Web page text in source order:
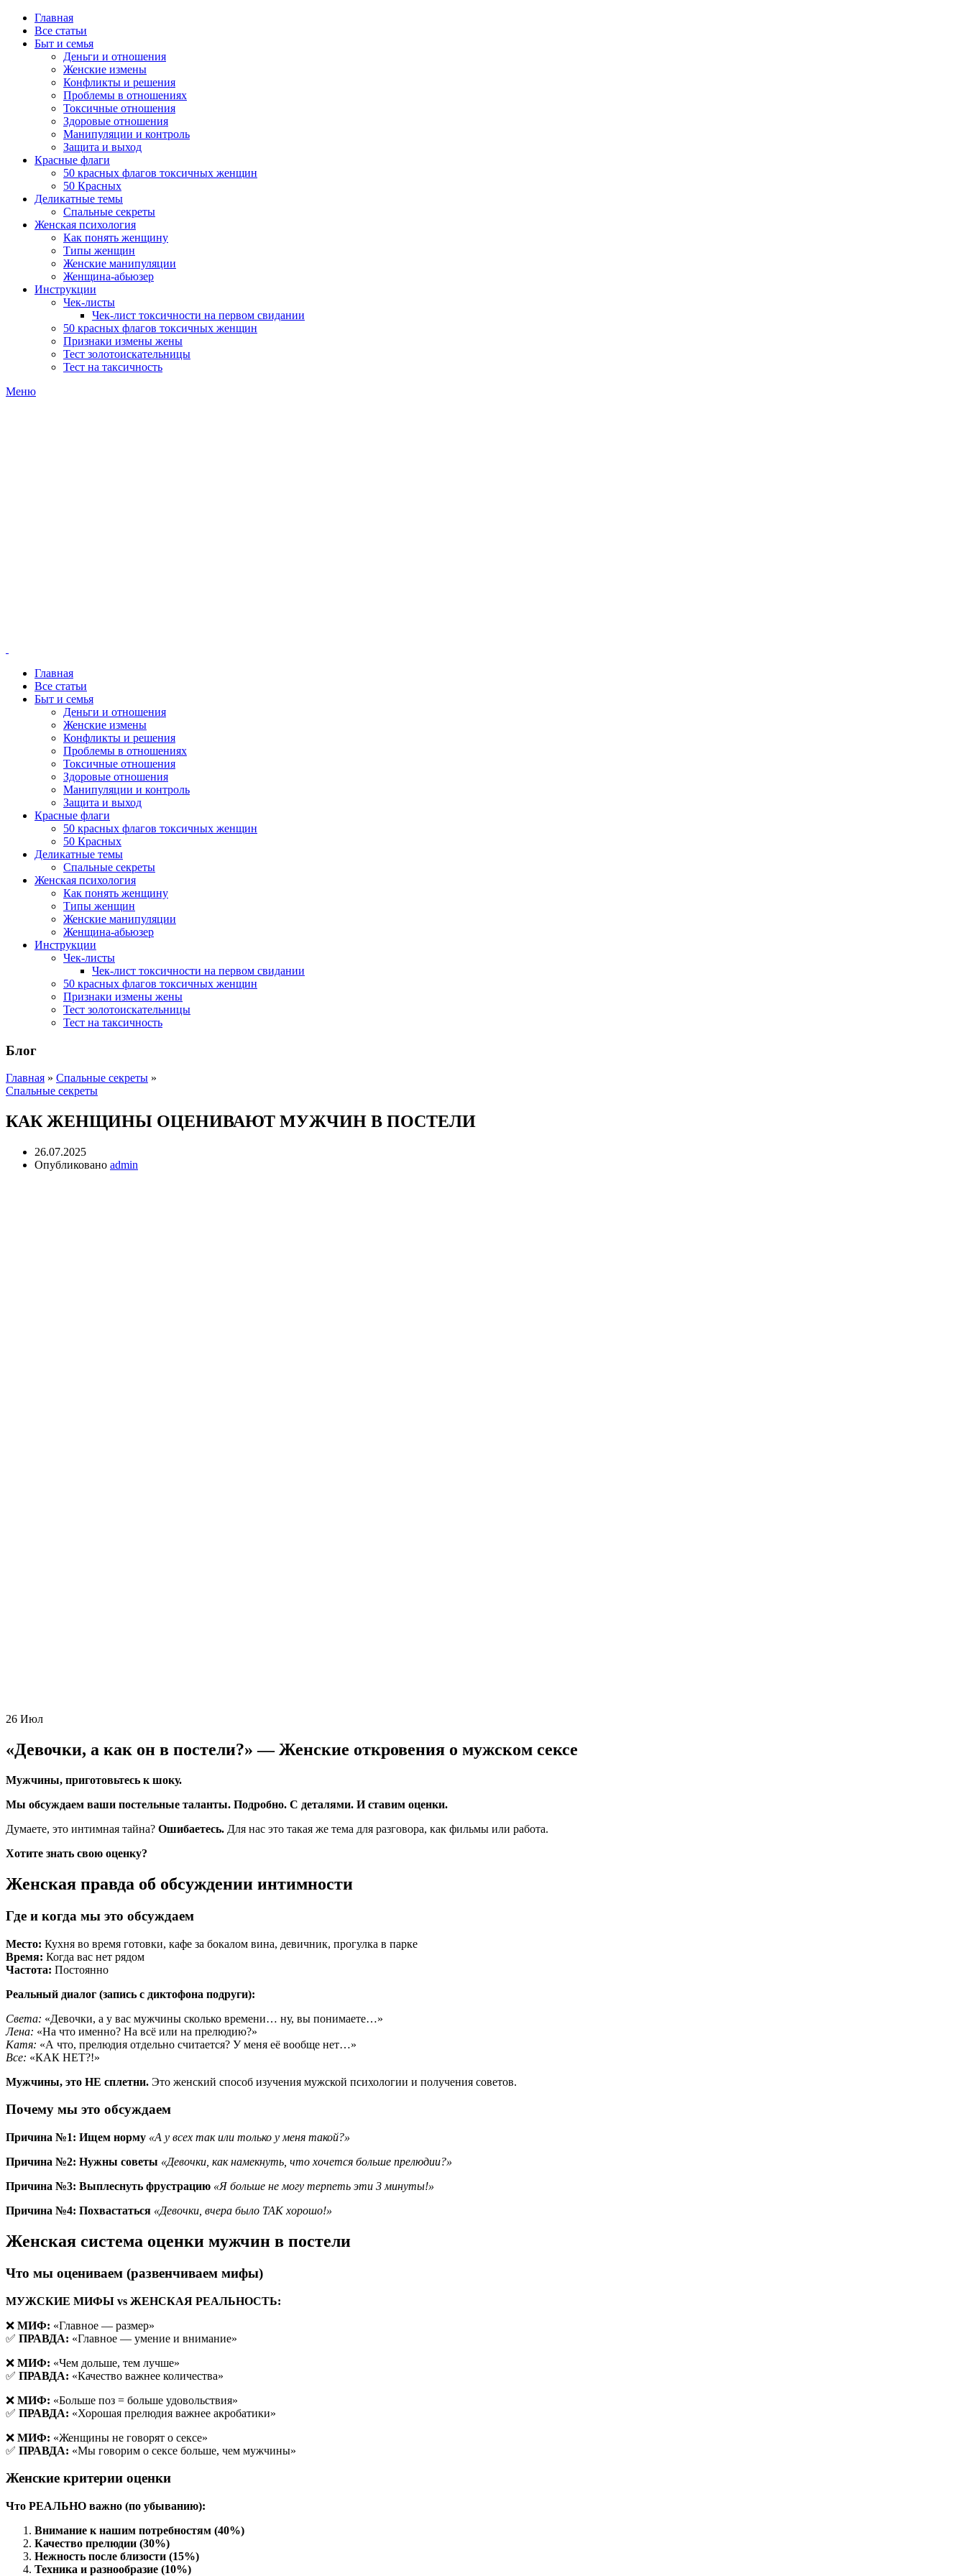
Главная
Все статьи
Быт и семья
Деньги и отношения
Женские измены
Конфликты и решения
Проблемы в отношениях
Токсичные отношения
Здоровые отношения
Манипуляции и контроль
Защита и выход
Красные флаги
50 красных флагов токсичных женщин
50 Красных
Деликатные темы
Спальные секреты
Женская психология
Как понять женщину
Типы женщин
Женские манипуляции
Женщина-абьюзер
Инструкции
Чек-листы
Чек-лист токсичности на первом свидании
50 красных флагов токсичных женщин
Признаки измены жены
Тест золотоискательницы
Тест на таксичность
Меню
Главная
Все статьи
Быт и семья
Деньги и отношения
Женские измены
Конфликты и решения
Проблемы в отношениях
Токсичные отношения
Здоровые отношения
Манипуляции и контроль
Защита и выход
Красные флаги
50 красных флагов токсичных женщин
50 Красных
Деликатные темы
Спальные секреты
Женская психология
Как понять женщину
Типы женщин
Женские манипуляции
Женщина-абьюзер
Инструкции
Чек-листы
Чек-лист токсичности на первом свидании
50 красных флагов токсичных женщин
Признаки измены жены
Тест золотоискательницы
Тест на таксичность
Блог
Главная » Спальные секреты »
Спальные секреты
КАК ЖЕНЩИНЫ ОЦЕНИВАЮТ МУЖЧИН В ПОСТЕЛИ
26.07.2025
Опубликовано admin
26 Июл
«Девочки, а как он в постели?» — Женские откровения о мужском сексе
Мужчины, приготовьтесь к шоку.
Мы обсуждаем ваши постельные таланты. Подробно. С деталями. И ставим оценки.
Думаете, это интимная тайна? Ошибаетесь. Для нас это такая же тема для разговора, как фильмы или работа.
Хотите знать свою оценку?
Женская правда об обсуждении интимности
Где и когда мы это обсуждаем
Место: Кухня во время готовки, кафе за бокалом вина, девичник, прогулка в парке
Время: Когда вас нет рядом
Частота: Постоянно
Реальный диалог (запись с диктофона подруги):
Света: «Девочки, а у вас мужчины сколько времени… ну, вы понимаете…»
Лена: «На что именно? На всё или на прелюдию?»
Катя: «А что, прелюдия отдельно считается? У меня её вообще нет…»
Все: «КАК НЕТ?!»
Мужчины, это НЕ сплетни. Это женский способ изучения мужской психологии и получения советов.
Почему мы это обсуждаем
Причина №1: Ищем норму «А у всех так или только у меня такой?»
Причина №2: Нужны советы «Девочки, как намекнуть, что хочется больше прелюдии?»
Причина №3: Выплеснуть фрустрацию «Я больше не могу терпеть эти 3 минуты!»
Причина №4: Похвастаться «Девочки, вчера было ТАК хорошо!»
Женская система оценки мужчин в постели
Что мы оцениваем (развенчиваем мифы)
МУЖСКИЕ МИФЫ vs ЖЕНСКАЯ РЕАЛЬНОСТЬ:
❌ МИФ: «Главное — размер»
✅ ПРАВДА: «Главное — умение и внимание»
❌ МИФ: «Чем дольше, тем лучше»
✅ ПРАВДА: «Качество важнее количества»
❌ МИФ: «Больше поз = больше удовольствия»
✅ ПРАВДА: «Хорошая прелюдия важнее акробатики»
❌ МИФ: «Женщины не говорят о сексе»
✅ ПРАВДА: «Мы говорим о сексе больше, чем мужчины»
Женские критерии оценки
Что РЕАЛЬНО важно (по убыванию):
Внимание к нашим потребностям (40%)
Качество прелюдии (30%)
Нежность после близости (15%)
Техника и разнообразие (10%)